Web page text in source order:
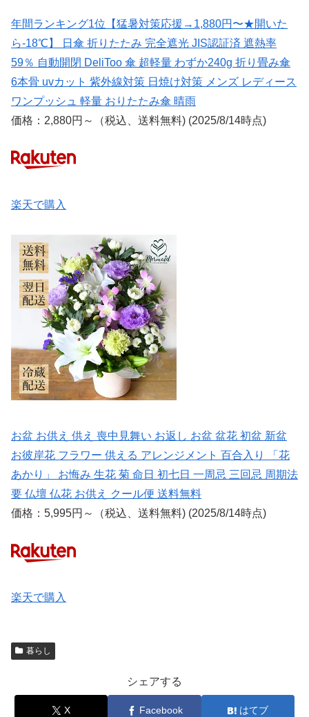
年間ランキング1位【猛暑対策応援→1,880円〜★開いた
ら-18℃】 日傘 折りたたみ 完全遮光 JIS認証済 遮熱率
59％ 自動開閉 DeliToo 傘 超軽量 わずか240g 折り畳み傘
6本骨 uvカット 紫外線対策 日焼け対策 メンズ レディース
ワンプッシュ 軽量 おりたたみ傘 晴雨
価格：2,880円～（税込、送料無料) (2025/8/14時点)
楽天で購入
お盆 お供え 供え 喪中見舞い お返し お盆 盆花 初盆 新盆
お彼岸花 フラワー 供える アレンジメント 百合入り 「花
あかり」 お悔み 生花 菊 命日 初七日 一周忌 三回忌 周期法
要 仏壇 仏花 お供え クール便 送料無料
価格：5,995円～（税込、送料無料) (2025/8/14時点)
楽天で購入
暮らし
シェアする
X Facebook はてブ